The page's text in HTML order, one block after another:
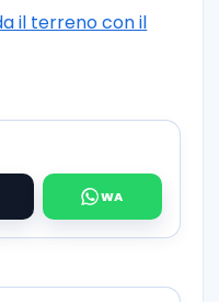
il terreno con il